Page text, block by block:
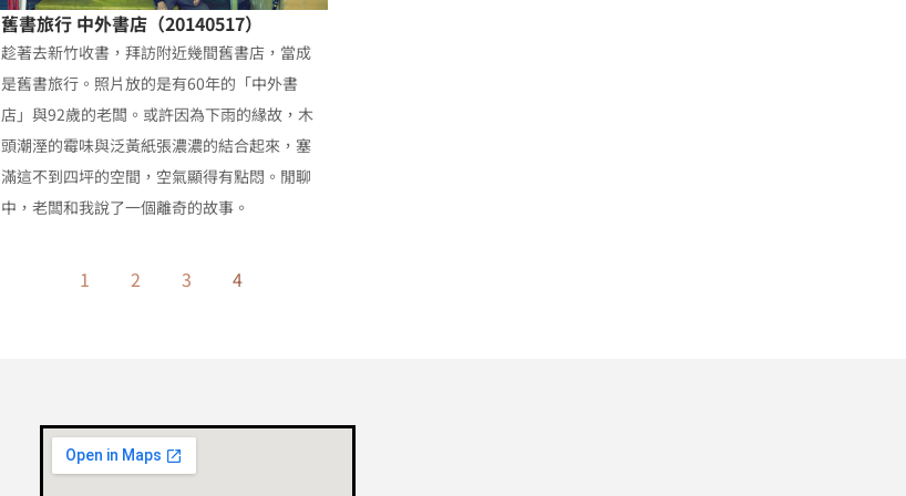
舊書旅行 中外書店（20140517）
趁著去新竹收書，拜訪附近幾間舊書店，當成
是舊書旅行。照片放的是有60年的「中外書
店」與92歲的老闆。或許因為下雨的緣故，木
頭潮溼的霉味與泛黃紙張濃濃的結合起來，塞
滿這不到四坪的空間，空氣顯得有點悶。閒聊
中，老闆和我說了一個離奇的故事。
1 2 3 4